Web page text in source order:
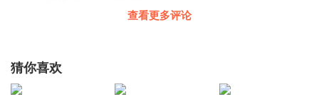
查看更多评论
猜你喜欢